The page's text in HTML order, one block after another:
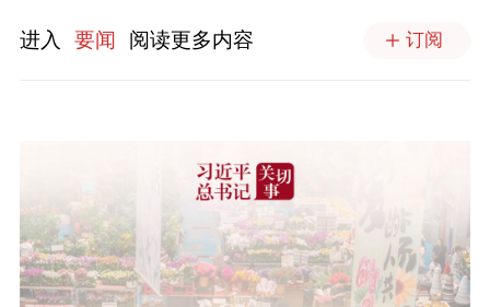
进入 要闻 阅读更多内容 订阅